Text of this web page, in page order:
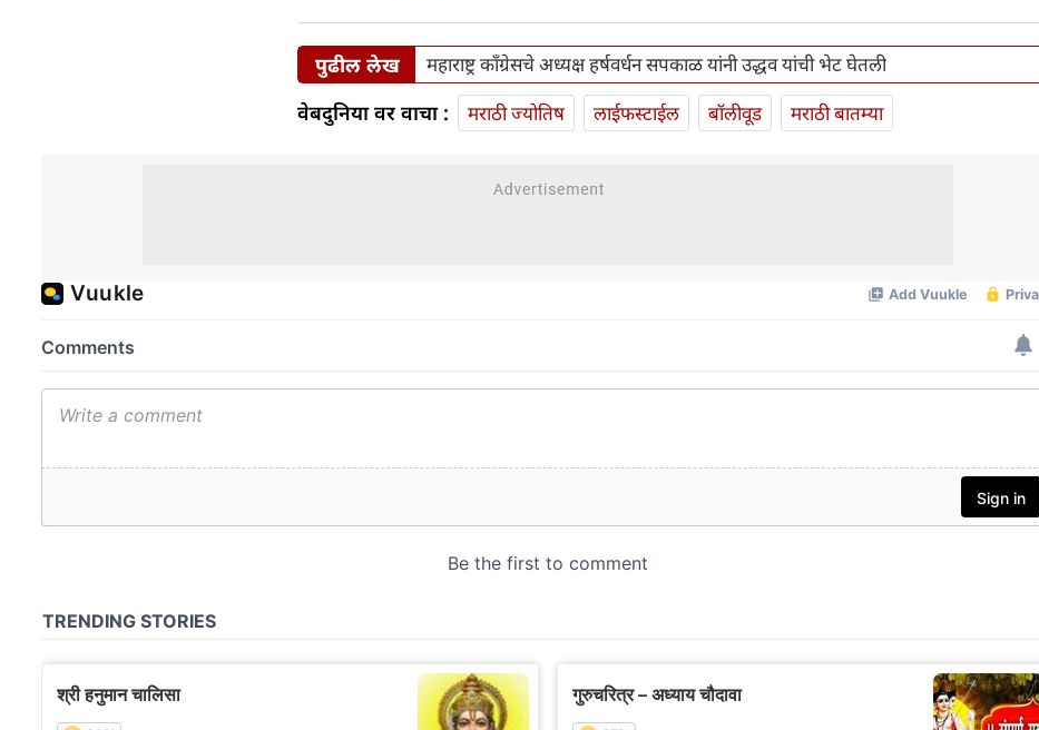
पुढील लेख महाराष्ट्र काँग्रेसचे अध्यक्ष हर्षवर्धन सपकाळ यांनी उद्धव यांची भेट घेतली
वेबदुनिया वर वाचा : मराठी ज्योतिष लाईफस्टाईल बॉलीवूड मराठी बातम्या